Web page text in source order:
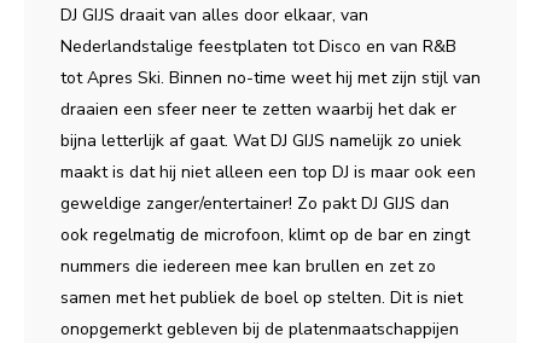
DJ GIJS draait van alles door elkaar, van
Nederlandstalige feestplaten tot Disco en van R&B
tot Apres Ski. Binnen no-time weet hij met zijn stijl van
draaien een sfeer neer te zetten waarbij het dak er
bijna letterlijk af gaat. Wat DJ GIJS namelijk zo uniek
maakt is dat hij niet alleen een top DJ is maar ook een
geweldige zanger/entertainer! Zo pakt DJ GIJS dan
ook regelmatig de microfoon, klimt op de bar en zingt
nummers die iedereen mee kan brullen en zet zo
samen met het publiek de boel op stelten. Dit is niet
onopgemerkt gebleven bij de platenmaatschappijen